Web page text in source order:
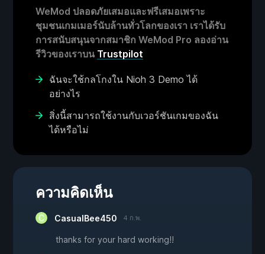
WeMod ปลอดภัยเสมอและฟรีเสมอเพราะ
ชุมชนเกมเมอร์นับล้านทั่วโลกของเรา เราได้รับ
การสนับสนุนจากสมาชิก WeMod Pro ลองอ่าน
รีวิวของเราบน Trustpilot
ฉันจะใช้กลโกงใน Nioh 3 Demo ได้
อย่างไร
สิ่งนี้สามารถใช้งานกับเวอร์ชันเกมของฉัน
ได้หรือไม่
ความคิดเห็น
CasualBee450 4 ก.พ.
thanks for your hard working!!